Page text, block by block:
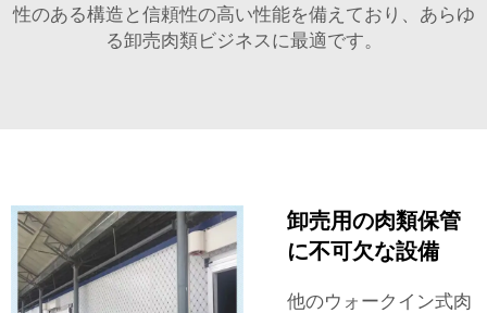
性のある構造と信頼性の高い性能を備えており、あらゆ
る卸売肉類ビジネスに最適です。
卸売用の肉類保管
に不可欠な設備
他のウォークイン式肉